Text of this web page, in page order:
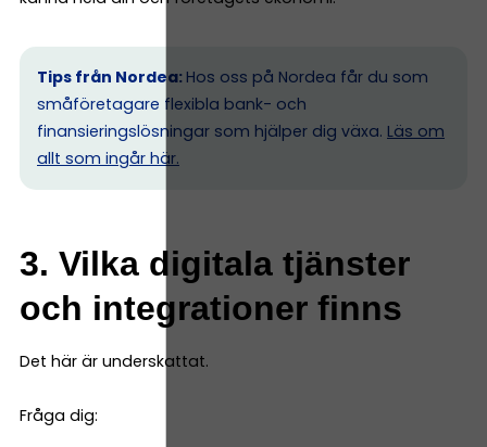
Tips från Nordea: Hos oss på Nordea får du som
småföretagare flexibla bank- och
finansieringslösningar som hjälper dig växa. Läs om
allt som ingår här.
3. Vilka digitala tjänster
och integrationer finns
Det här är underskattat.
Fråga dig: